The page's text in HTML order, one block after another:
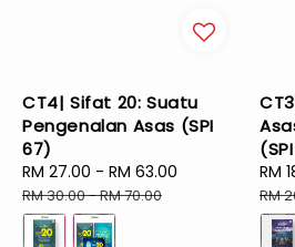
CT4| Sifat 20: Suatu
Pengenalan Asas (SPI
67)
Sale
price
RM 27.00 - RM 63.00
RM 30.00-RM 70.00
Sale
RM
RM